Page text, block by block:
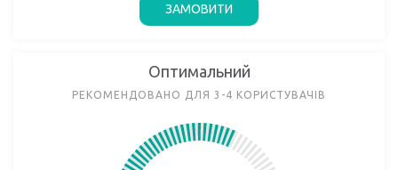
ЗАМОВИТИ
Оптимальний
РЕКОМЕНДОВАНО ДЛЯ 3-4 КОРИСТУВАЧІВ